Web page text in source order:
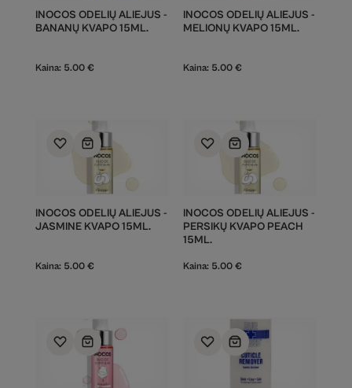
INOCOS ODELIŲ ALIEJUS -
BANANŲ KVAPO 15ML.
Kaina: 5.00 €
INOCOS ODELIŲ ALIEJUS -
MELIONŲ KVAPO 15ML.
Kaina: 5.00 €
INOCOS ODELIŲ ALIEJUS -
JASMINE KVAPO 15ML.
Kaina: 5.00 €
INOCOS ODELIŲ ALIEJUS -
PERSIKŲ KVAPO PEACH
15ML.
Kaina: 5.00 €